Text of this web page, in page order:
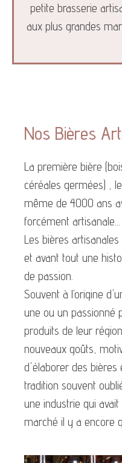
petite brasserie
aux plus grandes
Nos Bières
La première bière
céréales germées) ,
même de 4000 ans
forcément artisanale...
Les bières
et avant tout une
de passion.
Souvent à l’origine
une ou un passionné
produits de leur
nouveaux goûts,
d'élaborer des bières
tradition souvent
une industrie qui
marché il y a encore